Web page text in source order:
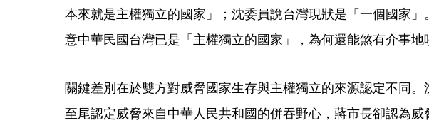
本來就是主權獨立的國家」；沈委員說台灣現狀是「一個國家」
意中華民國台灣已是「主權獨立的國家」，為何還能煞有介事地
關鍵差別在於雙方對威脅國家生存與主權獨立的來源認定不同。
至尾認定威脅來自中華人民共和國的併吞野心，蔣市長卻認為威